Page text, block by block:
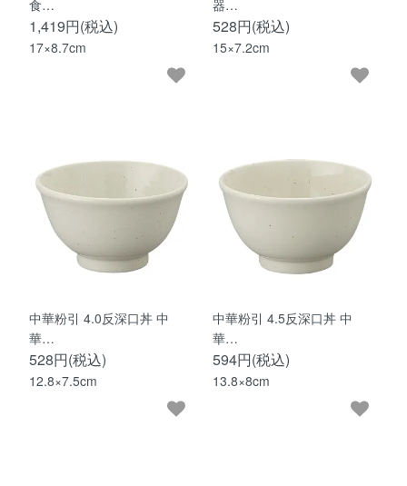
食…
1,419円(税込)
17×8.7cm
器…
528円(税込)
15×7.2cm
中華粉引 4.0反深口丼 中
華…
528円(税込)
12.8×7.5cm
中華粉引 4.5反深口丼 中
華…
594円(税込)
13.8×8cm